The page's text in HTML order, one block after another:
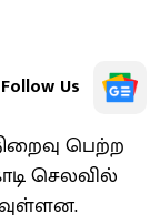
Follow Us
பெற்ற
செலவில்